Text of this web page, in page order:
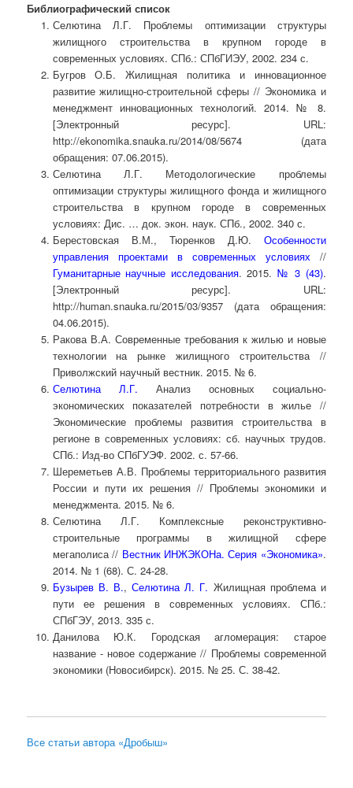
Библиографический список
Селютина Л.Г. Проблемы оптимизации структуры
жилищного строительства в крупном городе в
современных условиях. СПб.: СПбГИЭУ, 2002. 234 с.
Бугров О.Б. Жилищная политика и инновационное
развитие жилищно-строительной сферы // Экономика и
менеджмент инновационных технологий. 2014. № 8.
[Электронный ресурс]. URL:
http://ekonomika.snauka.ru/2014/08/5674 (дата
обращения: 07.06.2015).
Селютина Л.Г. Методологические проблемы
оптимизации структуры жилищного фонда и жилищного
строительства в крупном городе в современных
условиях: Дис. … док. экон. наук. СПб., 2002. 340 с.
Берестовская В.М., Тюренков Д.Ю.
Особенности
управления проектами в современных условиях//
Гуманитарные научные исследования. 2015.№ 3 (43).
[Электронный ресурс]. URL:
http://human.snauka.ru/2015/03/9357 (дата обращения:
04.06.2015).
Ракова В.А. Современные требования к жилью и новые
технологии на рынке жилищного строительства //
Приволжский научный вестник. 2015. № 6.
Селютина Л.Г. Анализ основных социально-
экономических показателей потребности в жилье //
Экономические проблемы развития строительства в
регионе в современных условиях: сб. научных трудов.
СПб.: Изд-во СПбГУЭФ. 2002. с. 57-66.
Шереметьев А.В. Проблемы территориального развития
России и пути их решения // Проблемы экономики и
менеджмента. 2015. № 6.
Селютина Л.Г. Комплексные реконструктивно-
строительные программы в жилищной сфере
мегаполиса // Вестник ИНЖЭКОНа. Серия «Экономика».
2014. № 1 (68). С. 24-28.
Бузырев В. В.,Селютина Л. Г. Жилищная проблема и
пути ее решения в современных условиях. СПб.:
СПбГЭУ, 2013. 335 с.
Данилова Ю.К. Городская агломерация: старое
название - новое содержание // Проблемы современной
экономики (Новосибирск). 2015. № 25. С. 38-42.
Все статьи автора «Дробыш»